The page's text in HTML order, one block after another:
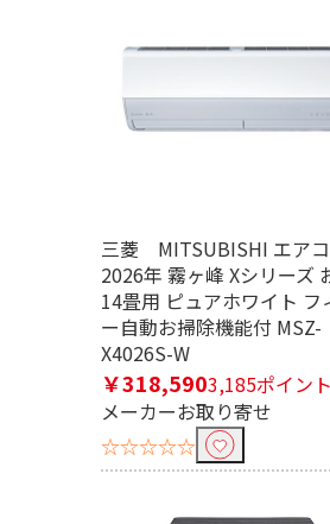
三菱 MITSUBISHI エア
2026年 霧ヶ峰 Xシリーズ
14畳用 ピュアホワイト フ
ー自動お掃除機能付 MSZ-
X4026S-W
￥318,5903,185ポイント
メーカーお取り寄せ
☆☆☆☆☆
電源で絞り込む
便利&快適機能で絞り込む
スマホ連携（別売対
タイマーで絞り込む
タイマーあり
電源方式で絞り込む